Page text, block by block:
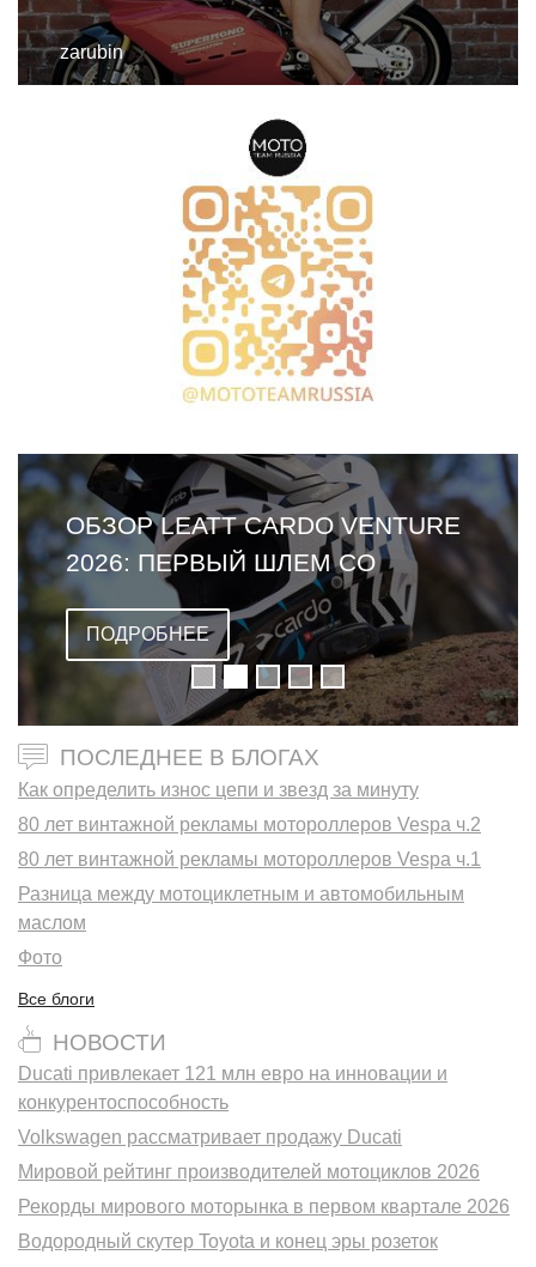
zarubin
ОБЗОР LEATT CARDO VENTURE
2026: ПЕРВЫЙ ШЛЕМ СО
ВСТРОЕННОЙ ГАРНИТУРОЙ
ПОДРОБНЕЕ
ПОСЛЕДНЕЕ В БЛОГАХ
Как определить износ цепи и звезд за минуту
80 лет винтажной рекламы мотороллеров Vespa ч.2
80 лет винтажной рекламы мотороллеров Vespa ч.1
Разница между мотоциклетным и автомобильным
маслом
Фото
Все блоги
НОВОСТИ
Ducati привлекает 121 млн евро на инновации и
конкурентоспособность
Volkswagen рассматривает продажу Ducati
Мировой рейтинг производителей мотоциклов 2026
Рекорды мирового моторынка в первом квартале 2026
Водородный скутер Toyota и конец эры розеток